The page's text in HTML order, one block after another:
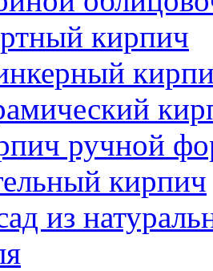
кирпич
ручной
кирпич
из